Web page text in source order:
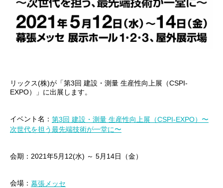
リックス(株)が「第3回 建設・測量 生産性向上展（CSPI-
EXPO）」に出展します。
イベント名： 第3回 建設・測量 生産性向上展（CSPI-EXPO）〜
次世代を担う最先端技術が一堂に〜
会期：2021年5月12(水) ～ 5月14日（金）
会場： 幕張メッセ